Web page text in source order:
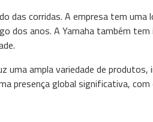
das corridas. A empresa tem
anos. A Yamaha também
uma ampla variedade de
presença global significativa,